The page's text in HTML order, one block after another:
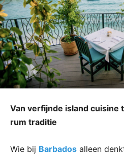
Van verfijnde island cuisine
rum traditie
Wie bij Barbados alleen